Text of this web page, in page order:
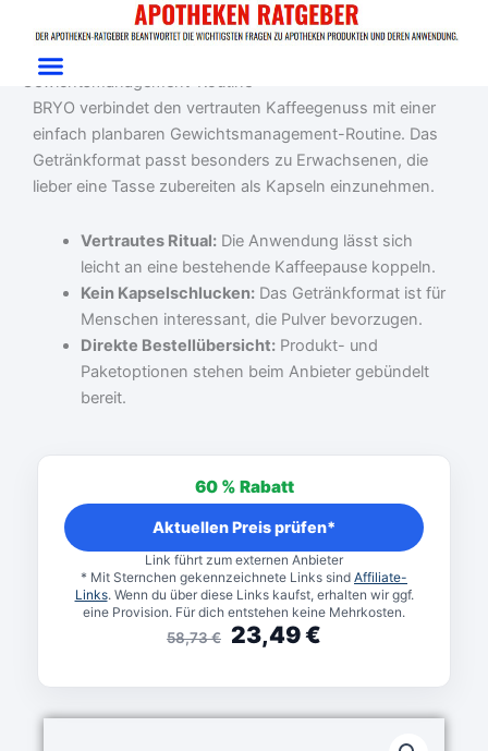
Inhalt
springen
Gewichtsmanagement / BRYO
BRYO Test: Kaffeeritual für eine klare
Gewichtsmanagement-Routine
BRYO verbindet den vertrauten Kaffeegenuss mit einer
einfach planbaren Gewichtsmanagement-Routine. Das
Getränkformat passt besonders zu Erwachsenen, die
lieber eine Tasse zubereiten als Kapseln einzunehmen.
Vertrautes Ritual:Die Anwendung lässt sich
leicht an eine bestehende Kaffeepause koppeln.
Kein Kapselschlucken:Das Getränkformat ist für
Menschen interessant, die Pulver bevorzugen.
Direkte Bestellübersicht:Produkt- und
Paketoptionen stehen beim Anbieter gebündelt
bereit.
60 % Rabatt
58,73€
war:
58,73 €
23,49€
23,49 €.
Aktuellen Preis prüfen*
Link führt zum externen Anbieter
* Mit Sternchen gekennzeichnete Links sind Affiliate-
Links. Wenn du über diese Links kaufst, erhalten wir ggf.
eine Provision. Für dich entstehen keine Mehrkosten.